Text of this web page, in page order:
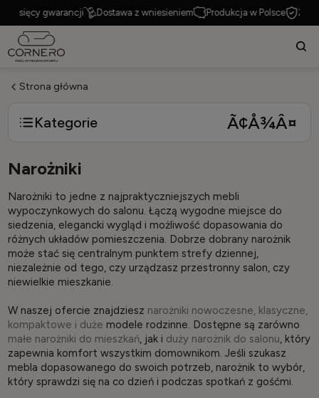
gwarancji Dostawa z wniesieniem Produkcja w Polsce 24
Strona główna
Kategorie
Narożniki
Narożniki to jedne z najpraktyczniejszych mebli
wypoczynkowych do salonu. Łączą wygodne miejsce do
siedzenia, elegancki wygląd i możliwość dopasowania do
różnych układów pomieszczenia. Dobrze dobrany narożnik
może stać się centralnym punktem strefy dziennej,
niezależnie od tego, czy urządzasz przestronny salon, czy
niewielkie mieszkanie.
W naszej ofercie znajdziesz narożniki nowoczesne, klasyczne,
kompaktowe i duże modele rodzinne. Dostępne są zarówno
małe narożniki do mieszkań , jak i duży narożnik do salonu , który
zapewnia komfort wszystkim domownikom. Jeśli szukasz
mebla dopasowanego do swoich potrzeb, narożnik to wybór,
który sprawdzi się na co dzień i podczas spotkań z gośćmi.